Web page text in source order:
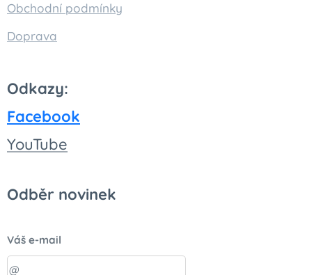
Obchodní podmínky
Doprava
Odkazy:
Facebook
YouTube
Odběr novinek
Váš e-mail